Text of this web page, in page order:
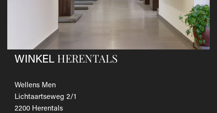
Als je het wilt omruilen voor een ander artikel, dien je een
nieuwe bestelling te plaatsen.
Voor onze uitgebreide beleid betreffende verzenden en
retourneren, raadpleeg onze Veelgestelde vragen
WINKEL HERENTALS
Wellens Men
Lichtaartseweg 2/1
2200 Herentals